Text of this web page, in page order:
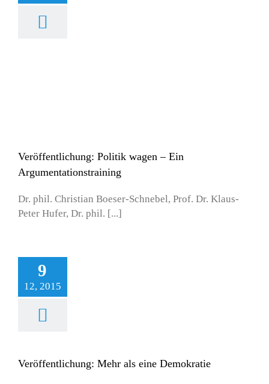
Veröffentlichung: Politik wagen – Ein
Argumentationstraining
Dr. phil. Christian Boeser-Schnebel, Prof. Dr. Klaus-
Peter Hufer, Dr. phil. [...]
9
12, 2015
Veröffentlichung: Mehr als eine Demokratie